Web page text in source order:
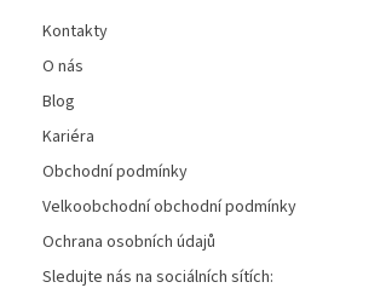
Kontakty
O nás
Blog
Kariéra
Obchodní podmínky
Velkoobchodní obchodní podmínky
Ochrana osobních údajů
Sledujte nás na sociálních sítích: